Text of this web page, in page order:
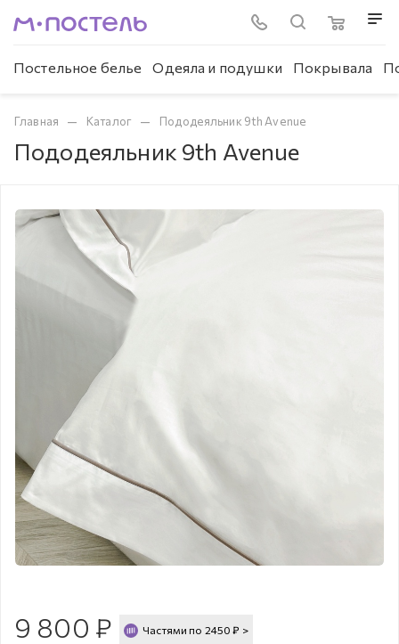
Постельное белье Одеяла и подушки Покрывала
Главная — Каталог — Пододеяльник 9th Avenue
Пододеяльник 9th Avenue
9 800 ₽ Частями по 2450 ₽ >